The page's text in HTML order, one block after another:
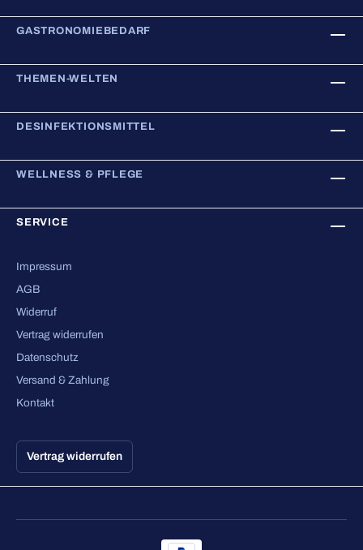
GASTRONOMIEBEDARF
THEMEN-WELTEN
DESINFEKTIONSMITTEL
WELLNESS & PFLEGE
SERVICE
Impressum
AGB
Widerruf
Vertrag widerrufen
Datenschutz
Versand & Zahlung
Kontakt
Vertrag widerrufen